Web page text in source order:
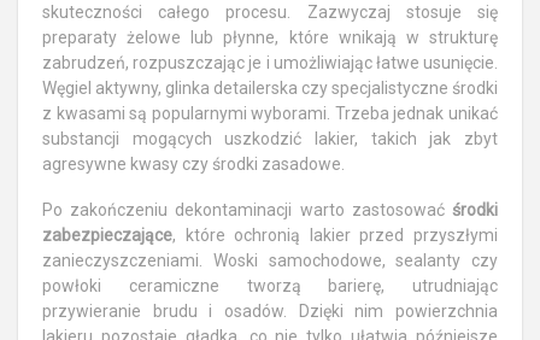
skuteczności całego procesu. Zazwyczaj stosuje się
preparaty żelowe lub płynne, które wnikają w strukturę
zabrudzeń, rozpuszczając je i umożliwiając łatwe usunięcie.
Węgiel aktywny, glinka detailerska czy specjalistyczne środki
z kwasami są popularnymi wyborami. Trzeba jednak unikać
substancji mogących uszkodzić lakier, takich jak zbyt
agresywne kwasy czy środki zasadowe.
Po zakończeniu dekontaminacji warto zastosować środki
zabezpieczające, które ochronią lakier przed przyszłymi
zanieczyszczeniami. Woski samochodowe, sealanty czy
powłoki ceramiczne tworzą barierę, utrudniając
przywieranie brudu i osadów. Dzięki nim powierzchnia